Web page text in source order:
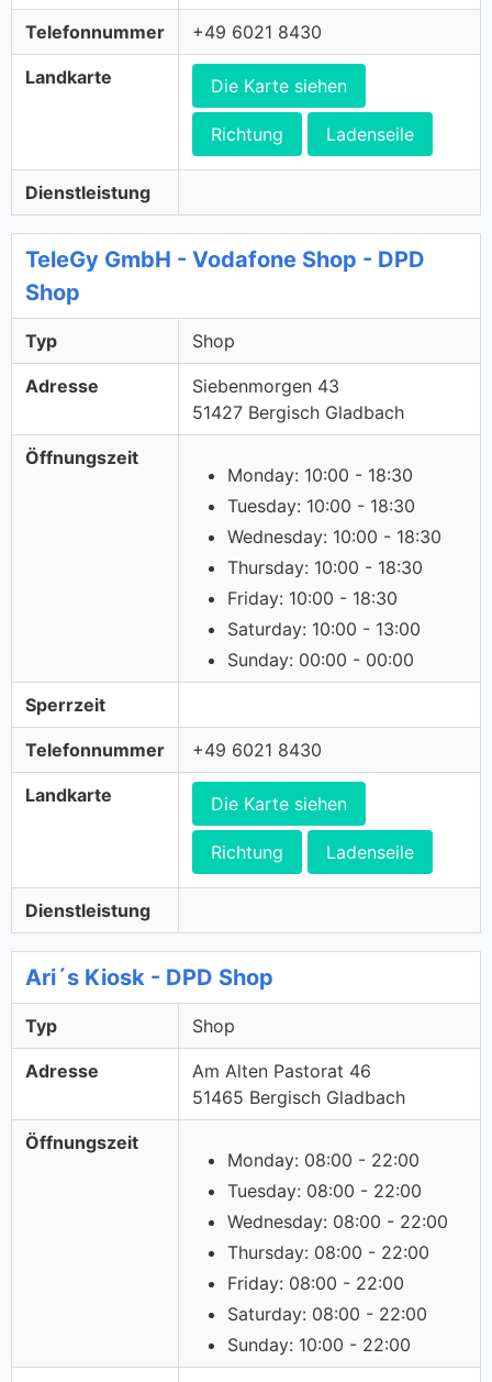
Telefonnummer +49 6021 8430
Landkarte Die Karte siehen
Richtung Ladenseile
Dienstleistung
TeleGy GmbH - Vodafone Shop - DPD
Shop
Typ Shop
Adresse
Siebenmorgen 43
51427 Bergisch Gladbach
Öffnungszeit
Monday: 10:00 - 18:30
Tuesday: 10:00 - 18:30
Wednesday: 10:00 - 18:30
Thursday: 10:00 - 18:30
Friday: 10:00 - 18:30
Saturday: 10:00 - 13:00
Sunday: 00:00 - 00:00
Sperrzeit
Telefonnummer +49 6021 8430
Landkarte Die Karte siehen
Richtung Ladenseile
Dienstleistung
Ari´s Kiosk - DPD Shop
Typ Shop
Adresse
Am Alten Pastorat 46
51465 Bergisch Gladbach
Öffnungszeit
Monday: 08:00 - 22:00
Tuesday: 08:00 - 22:00
Wednesday: 08:00 - 22:00
Thursday: 08:00 - 22:00
Friday: 08:00 - 22:00
Saturday: 08:00 - 22:00
Sunday: 10:00 - 22:00